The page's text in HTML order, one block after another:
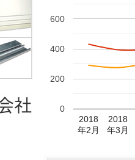
2018
年2月
2018
年3月
0
200
400
600